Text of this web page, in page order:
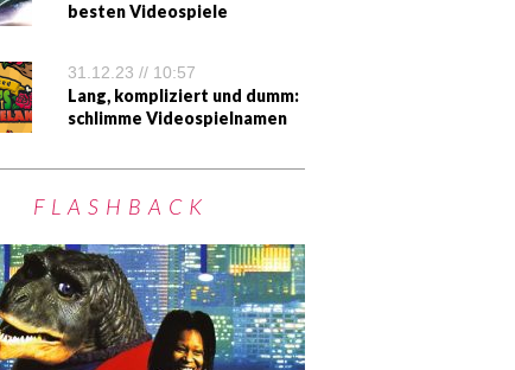
besten Videospiele
31.12.23 // 10:57
Lang, kompliziert und dumm:
schlimme Videospielnamen
FLASHBACK